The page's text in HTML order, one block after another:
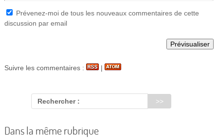
Prévenez-moi de tous les nouveaux commentaires de cette
discussion par email
Suivre les commentaires : |
Rechercher :
Dans la même rubrique